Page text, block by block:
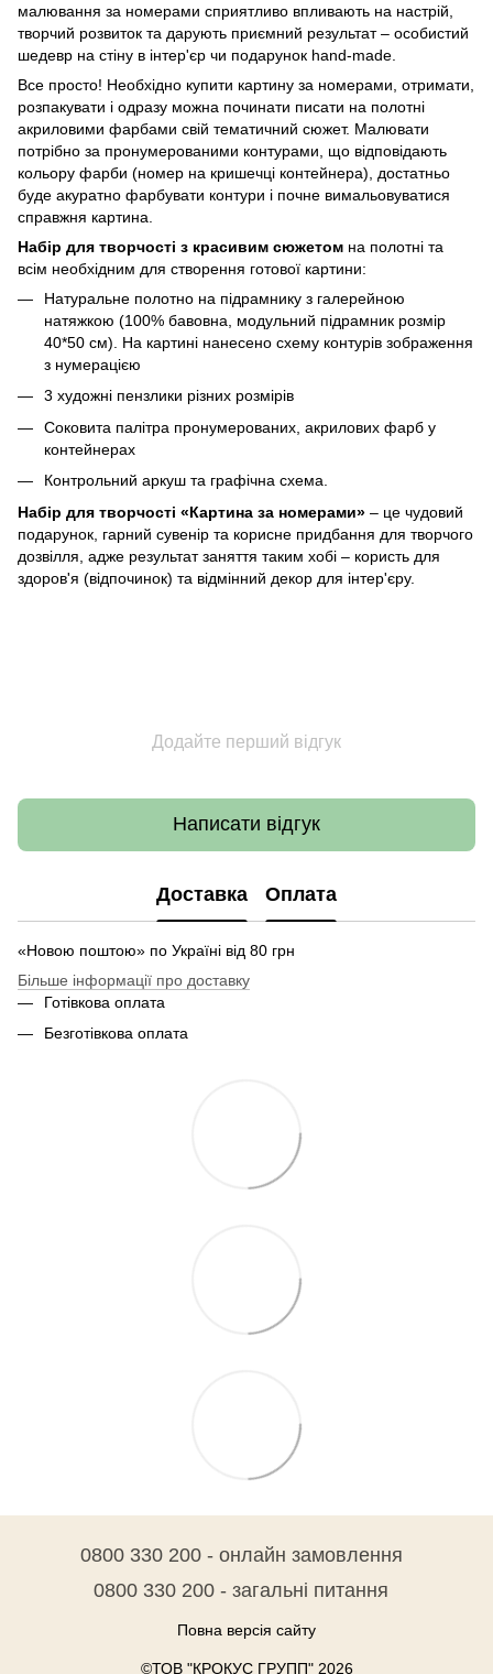
малювання за номерами сприятливо впливають на настрій,
творчий розвиток та дарують приємний результат – особистий
шедевр на стіну в інтер'єр чи подарунок hand-made.
Все просто! Необхідно купити картину за номерами, отримати,
розпакувати і одразу можна починати писати на полотні
акриловими фарбами свій тематичний сюжет. Малювати
потрібно за пронумерованими контурами, що відповідають
кольору фарби (номер на кришечці контейнера), достатньо
буде акуратно фарбувати контури і почне вимальовуватися
справжня картина.
Набір для творчості з красивим сюжетом на полотні та
всім необхідним для створення готової картини:
Натуральне полотно на підрамнику з галерейною
натяжкою (100% бавовна, модульний підрамник розмір
40*50 см). На картині нанесено схему контурів зображення
з нумерацією
3 художні пензлики різних розмірів
Соковита палітра пронумерованих, акрилових фарб у
контейнерах
Контрольний аркуш та графічна схема.
Набір для творчості «Картина за номерами» – це чудовий
подарунок, гарний сувенір та корисне придбання для творчого
дозвілля, адже результат заняття таким хобі – користь для
здоров'я (відпочинок) та відмінний декор для інтер'єру.
Додайте перший відгук
Написати відгук
Доставка Оплата
«Новою поштою» по Україні від 80 грн
Більше інформації про доставку
Готівкова оплата
Безготівкова оплата
0800 330 200 - онлайн замовлення
0800 330 200 - загальні питання
Повна версія сайту
©ТОВ "КРОКУС ГРУПП" 2026